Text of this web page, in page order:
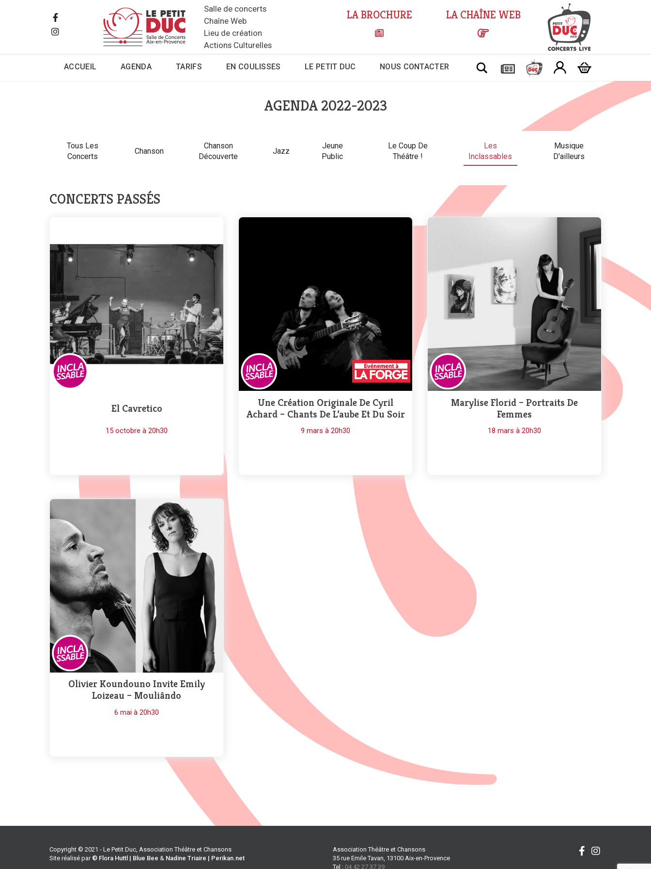
Salle de concerts
Chaîne Web
Lieu de création
Actions Culturelles
LA BROCHURE LA CHAÎNE WEB
ACCUEIL AGENDA TARIFS EN COULISSES LE PETIT DUC NOUS CONTACTER Chercher
AGENDA 2022-2023
Tous Les
Concerts
Chanson
Chanson
Découverte
Jazz
Jeune
Public
Le Coup De
Théâtre !
Les
Inclassables
Musique
D'ailleurs
CONCERTS PASSÉS
El Cavretico
15 octobre à 20h30
Une Création Originale De Cyril
Achard – Chants De L’aube Et Du Soir
9 mars à 20h30
Marylise Florid – Portraits De
Femmes
18 mars à 20h30
Olivier Koundouno Invite Emily
Loizeau – Mouliândo
6 mai à 20h30
Copyright © 2021 - Le Petit Duc, Association Théâtre et Chansons
Site réalisé par © Flora Huttl | Blue Bee & Nadine Triaire | Perikan.net
Association Théâtre et Chansons
35 rue Emile Tavan, 13100 Aix-en-Provence
Tel : 04 42 27 37 39